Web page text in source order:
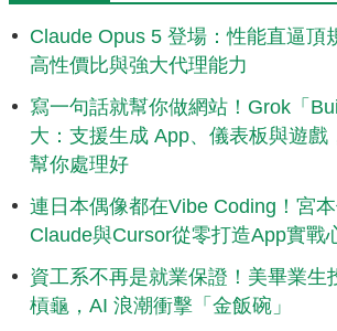
Claude Opus 5 登場：性能直逼頂
高性價比與強大代理能力
寫一句話就幫你做網站！Grok「
大：支援生成 App、儀表板與遊戲
幫你處理好
連日本偶像都在Vibe Coding！宮
Claude與Cursor從零打造App實戰
資工系不再是就業保證！美畢業生
槓龜，AI 浪潮衝擊「金飯碗」